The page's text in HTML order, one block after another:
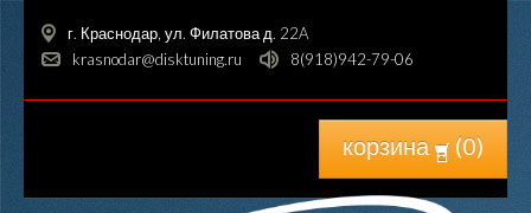
г. Краснодар, ул. Филатова д. 22A
krasnodar@disktuning.ru
8(918)942-79-06
корзина (0)